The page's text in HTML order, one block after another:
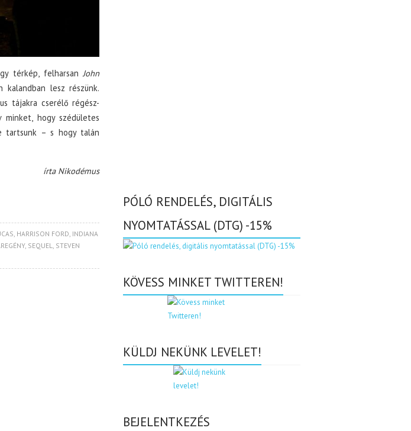
térkép, felharsanJohn
lesz részünk.
tájakra cserélő régész-
hogy szédületes
tartsunk – s hogy talán
írta Nikodémus
, HARRISON FORD, INDIANA
, SEQUEL, STEVEN
PÓLÓ RENDELÉS, DIGITÁLIS
NYOMTATÁSSAL (DTG) -15%
KÖVESS MINKET TWITTEREN!
KÜLDJ NEKÜNK LEVELET!
BEJELENTKEZÉS